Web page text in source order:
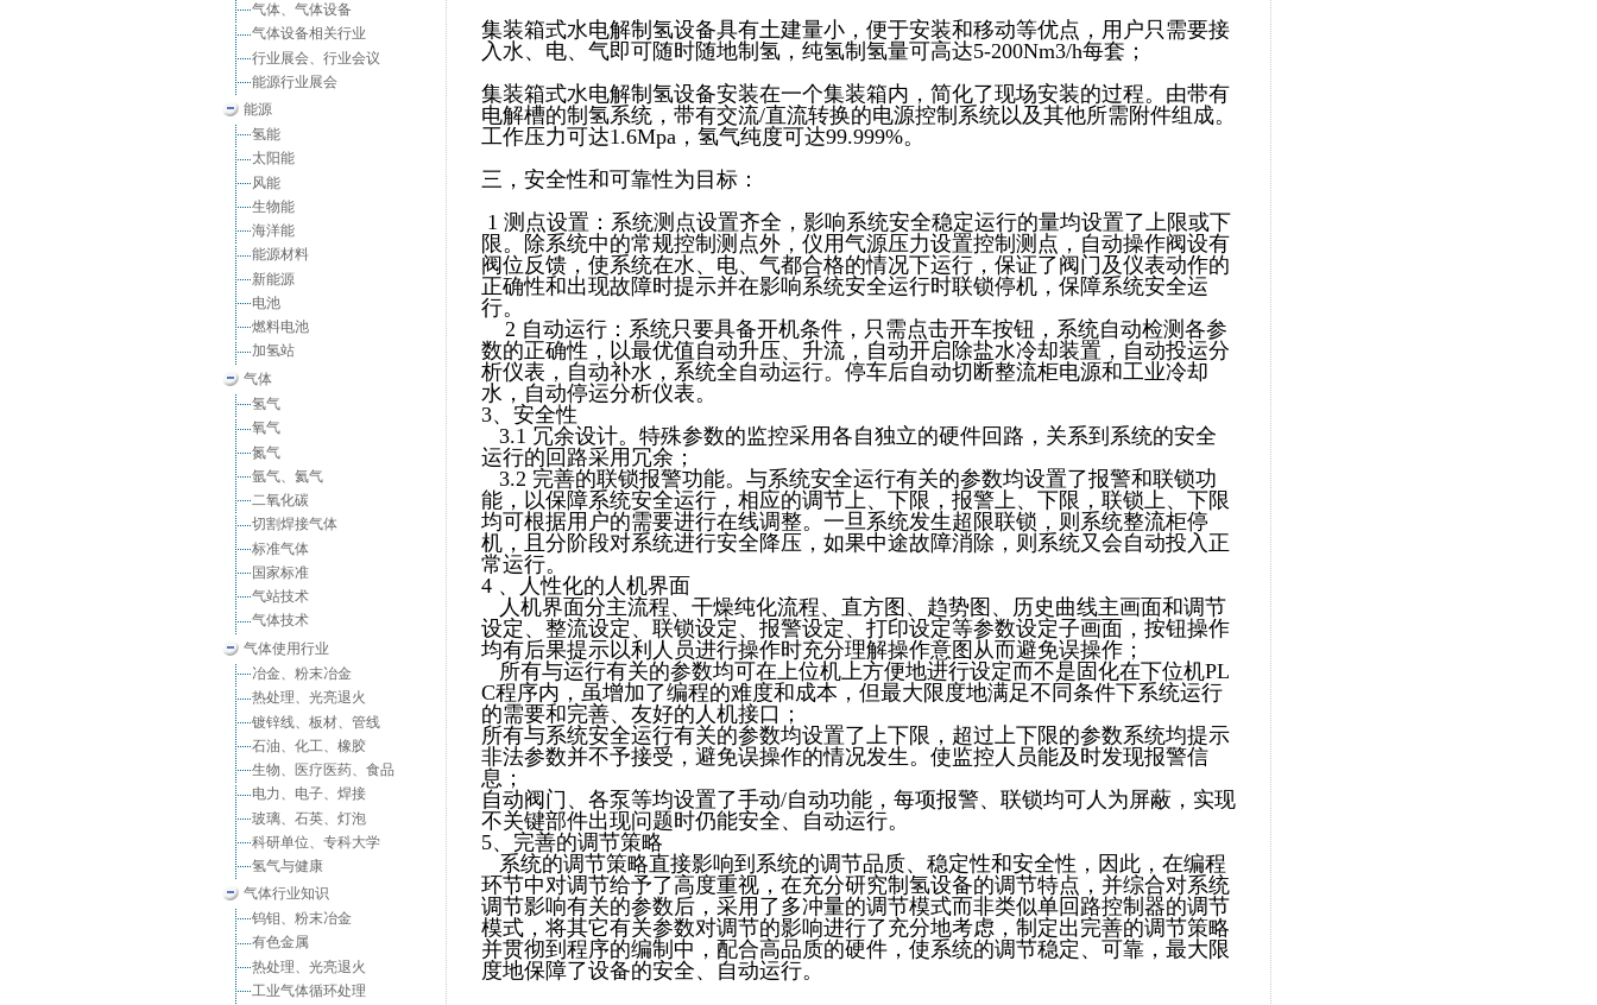
气体、气体设备
气体设备相关行业
行业展会、行业会议
能源行业展会
能源
氢能
太阳能
风能
生物能
海洋能
能源材料
新能源
电池
燃料电池
加氢站
气体
氢气
氧气
氮气
氩气、氦气
二氧化碳
切割焊接气体
标准气体
国家标准
气站技术
气体技术
气体使用行业
冶金、粉末冶金
热处理、光亮退火
镀锌线、板材、管线
石油、化工、橡胶
生物、医疗医药、食品
电力、电子、焊接
玻璃、石英、灯泡
科研单位、专科大学
氢气与健康
气体行业知识
钨钼、粉末冶金
有色金属
热处理、光亮退火
工业气体循环处理
集装箱式水电解制氢设备具有土建量小，便于安装和移动等优点，用户只需要接
入水、电、气即可随时随地制氢，纯氢制氢量可高达5-200Nm3/h每套；
集装箱式水电解制氢设备安装在一个集装箱内，简化了现场安装的过程。由带有
电解槽的制氢系统，带有交流/直流转换的电源控制系统以及其他所需附件组成。
工作压力可达1.6Mpa，氢气纯度可达99.999%。
三，安全性和可靠性为目标：
1 测点设置：系统测点设置齐全，影响系统安全稳定运行的量均设置了上限或下
限。除系统中的常规控制测点外，仪用气源压力设置控制测点，自动操作阀设有
阀位反馈，使系统在水、电、气都合格的情况下运行，保证了阀门及仪表动作的
正确性和出现故障时提示并在影响系统安全运行时联锁停机，保障系统安全运
行。
2 自动运行：系统只要具备开机条件，只需点击开车按钮，系统自动检测各参
数的正确性，以最优值自动升压、升流，自动开启除盐水冷却装置，自动投运分
析仪表，自动补水，系统全自动运行。停车后自动切断整流柜电源和工业冷却
水，自动停运分析仪表。
3、安全性
3.1 冗余设计。特殊参数的监控采用各自独立的硬件回路，关系到系统的安全
运行的回路采用冗余；
3.2 完善的联锁报警功能。与系统安全运行有关的参数均设置了报警和联锁功
能，以保障系统安全运行，相应的调节上、下限，报警上、下限，联锁上、下限
均可根据用户的需要进行在线调整。一旦系统发生超限联锁，则系统整流柜停
机，且分阶段对系统进行安全降压，如果中途故障消除，则系统又会自动投入正
常运行。
4 、人性化的人机界面
人机界面分主流程、干燥纯化流程、直方图、趋势图、历史曲线主画面和调节
设定、整流设定、联锁设定、报警设定、打印设定等参数设定子画面，按钮操作
均有后果提示以利人员进行操作时充分理解操作意图从而避免误操作；
所有与运行有关的参数均可在上位机上方便地进行设定而不是固化在下位机PL
C程序内，虽增加了编程的难度和成本，但最大限度地满足不同条件下系统运行
的需要和完善、友好的人机接口；
所有与系统安全运行有关的参数均设置了上下限，超过上下限的参数系统均提示
非法参数并不予接受，避免误操作的情况发生。使监控人员能及时发现报警信
息；
自动阀门、各泵等均设置了手动/自动功能，每项报警、联锁均可人为屏蔽，实现
不关键部件出现问题时仍能安全、自动运行。
5、完善的调节策略
系统的调节策略直接影响到系统的调节品质、稳定性和安全性，因此，在编程
环节中对调节给予了高度重视，在充分研究制氢设备的调节特点，并综合对系统
调节影响有关的参数后，采用了多冲量的调节模式而非类似单回路控制器的调节
模式，将其它有关参数对调节的影响进行了充分地考虑，制定出完善的调节策略
并贯彻到程序的编制中，配合高品质的硬件，使系统的调节稳定、可靠，最大限
度地保障了设备的安全、自动运行。